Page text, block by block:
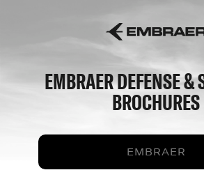
EMBRAER DEFENSE &
BROCHURES
EMBRAER